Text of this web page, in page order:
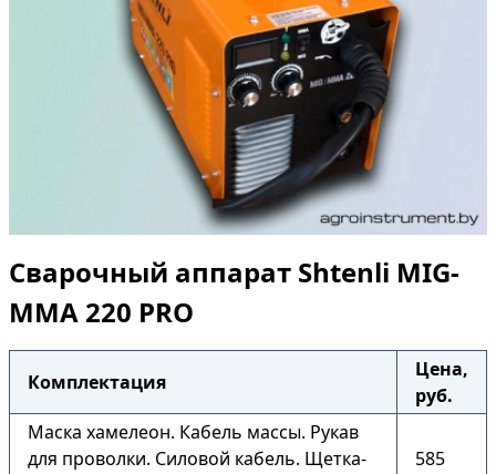
Сварочный аппарат Shtenli МIG-
MMA 220 PRO
Комплектация
Цена,
руб.
Маска хамелеон. Кабель массы. Рукав
для проволки. Силовой кабель. Щетка-
585